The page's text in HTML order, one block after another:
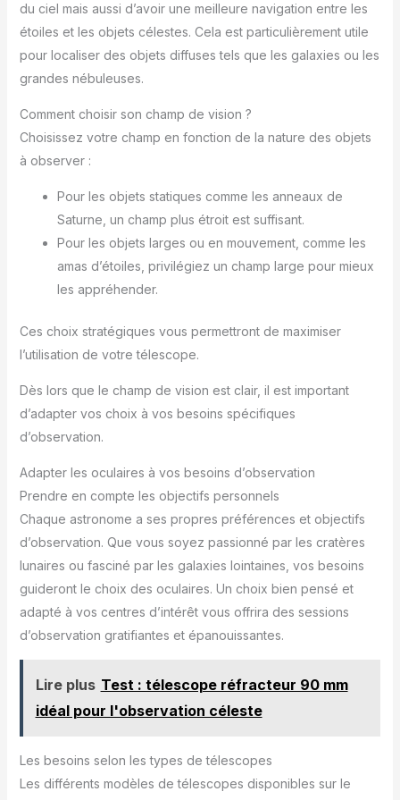
du ciel mais aussi d’avoir une meilleure navigation entre les
étoiles et les objets célestes. Cela est particulièrement utile
pour localiser des objets diffuses tels que les galaxies ou les
grandes nébuleuses.
Comment choisir son champ de vision ?
Choisissez votre champ en fonction de la nature des objets
à observer :
Pour les objets statiques comme les anneaux de
Saturne, un champ plus étroit est suffisant.
Pour les objets larges ou en mouvement, comme les
amas d’étoiles, privilégiez un champ large pour mieux
les appréhender.
Ces choix stratégiques vous permettront de maximiser
l’utilisation de votre télescope.
Dès lors que le champ de vision est clair, il est important
d’adapter vos choix à vos besoins spécifiques
d’observation.
Adapter les oculaires à vos besoins d’observation
Prendre en compte les objectifs personnels
Chaque astronome a ses propres préférences et objectifs
d’observation. Que vous soyez passionné par les cratères
lunaires ou fasciné par les galaxies lointaines, vos besoins
guideront le choix des oculaires. Un choix bien pensé et
adapté à vos centres d’intérêt vous offrira des sessions
d’observation gratifiantes et épanouissantes.
Lire plus Test : télescope réfracteur 90 mm
idéal pour l'observation céleste
Les besoins selon les types de télescopes
Les différents modèles de télescopes disponibles sur le